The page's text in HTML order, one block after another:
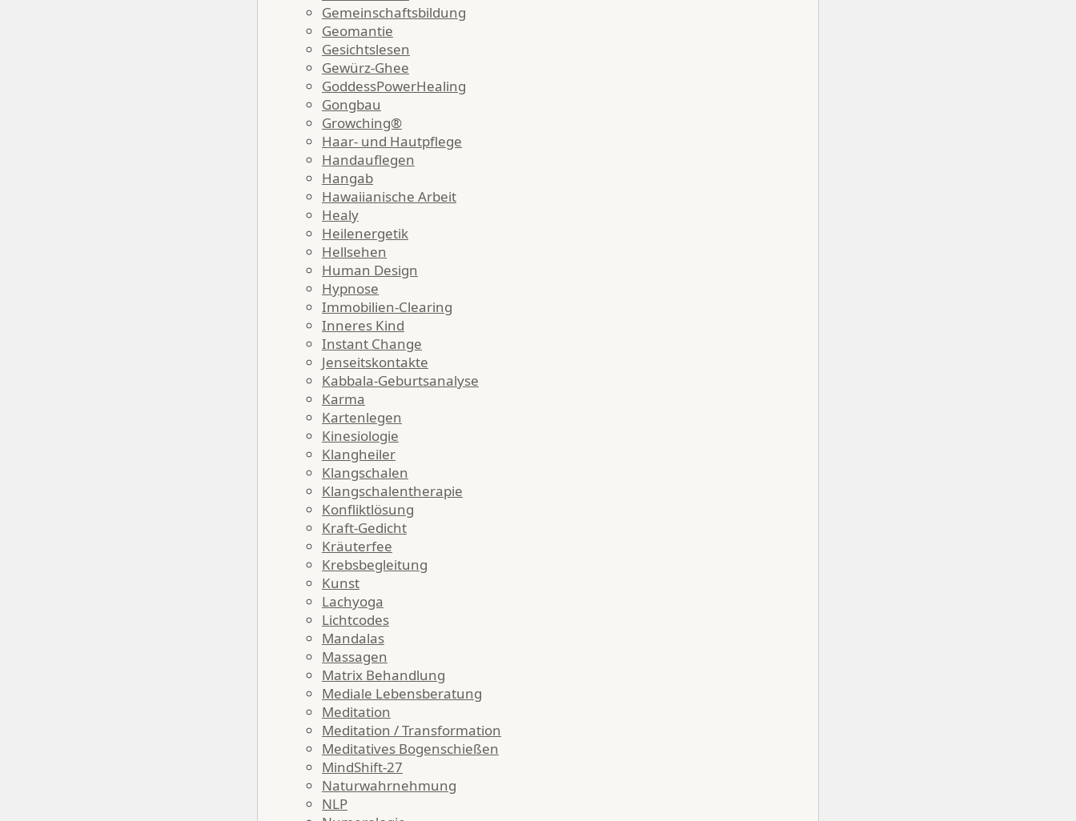
Gemeinschaftsbildung
Geomantie
Gesichtslesen
Gewürz-Ghee
GoddessPowerHealing
Gongbau
Growching®
Haar- und Hautpflege
Handauflegen
Hangab
Hawaiianische Arbeit
Healy
Heilenergetik
Hellsehen
Human Design
Hypnose
Immobilien-Clearing
Inneres Kind
Instant Change
Jenseitskontakte
Kabbala-Geburtsanalyse
Karma
Kartenlegen
Kinesiologie
Klangheiler
Klangschalen
Klangschalentherapie
Konfliktlösung
Kraft-Gedicht
Kräuterfee
Krebsbegleitung
Kunst
Lachyoga
Lichtcodes
Mandalas
Massagen
Matrix Behandlung
Mediale Lebensberatung
Meditation
Meditation / Transformation
Meditatives Bogenschießen
MindShift-27
Naturwahrnehmung
NLP